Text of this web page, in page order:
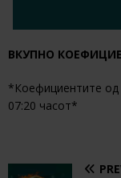
ВКУПНО
*Коефициентите од
07:20 часот*